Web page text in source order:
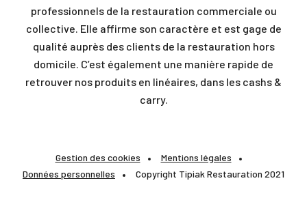
professionnels de la restauration commerciale ou
collective. Elle affirme son caractère et est gage de
qualité auprès des clients de la restauration hors
domicile. C’est également une manière rapide de
retrouver nos produits en linéaires, dans les cashs &
carry.
Gestion des cookies
Mentions légales
Données personnelles
Copyright Tipiak Restauration 2021